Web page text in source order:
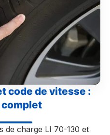
code de vitesse :
de charge LI 70-130 et